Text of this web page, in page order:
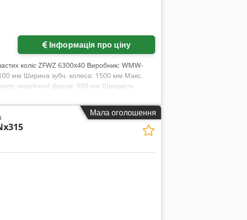
Інформація про ціну
коліс ZFWZ 6300x40 Виробник: WMW-
мм Ширина зубч. колеса: 1500 мм Макс.
черв'ячної фрези: 500 мм Швидкість
для зубонарізання, тангенціальна
Мала оголошення